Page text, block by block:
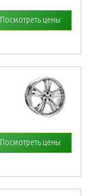
Посмотреть цены
Посмотреть цены